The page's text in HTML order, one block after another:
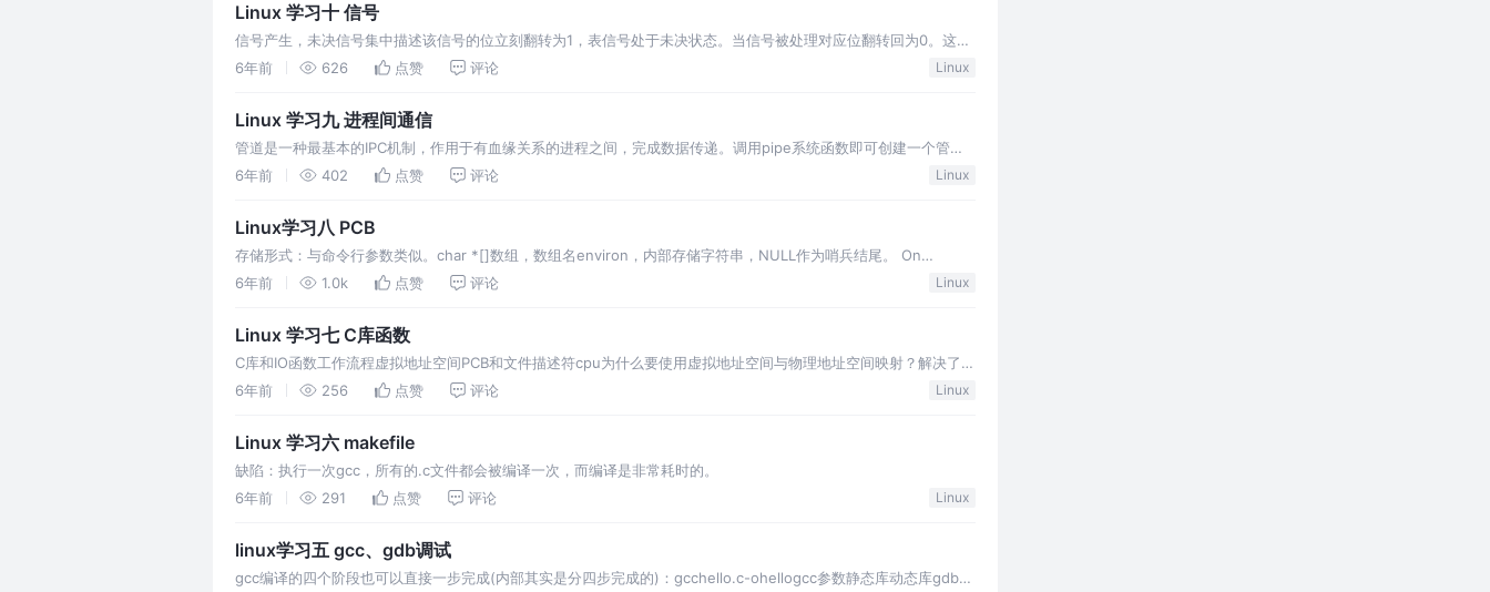
Linux 学习十 信号
信号产生，未决信号集中描述该信号的位立刻翻转为1，表信号处于未决状态。当信号被处理对应位翻转回为0。这一
时刻往往非常短暂。 信号产生后由于某些原因(主要是阻塞)不能抵达。这类信号的集合称之为未决信号集。在屏蔽解
6年前 626 点赞 评论 Linux
Linux 学习九 进程间通信
管道是一种最基本的IPC机制，作用于有血缘关系的进程之间，完成数据传递。调用pipe系统函数即可创建一个管
道。有如下特质： 由两个文件描述符引用，一个表示读端，一个表示写端。 规定数据从管道的写端流入管道，从读
6年前 402 点赞 评论 Linux
Linux学习八 PCB
存储形式：与命令行参数类似。char *[]数组，数组名environ，内部存储字符串，NULL作为哨兵结尾。 On
success, the PID of the child process is returned in the parent, and 0 is return…
6年前 1.0k 点赞 评论 Linux
Linux 学习七 C库函数
C库和IO函数工作流程虚拟地址空间PCB和文件描述符cpu为什么要使用虚拟地址空间与物理地址空间映射？解决了什
么样的问题？库函数与系统函数的关系open函数errnoread、write、close文
6年前 256 点赞 评论 Linux
Linux 学习六 makefile
缺陷：执行一次gcc，所有的.c文件都会被编译一次，而编译是非常耗时的。
6年前
291 点赞 评论 Linux
linux学习五 gcc、gdb调试
gcc编译的四个阶段也可以直接一步完成(内部其实是分四步完成的)：gcchello.c-ohellogcc参数静态库动态库gdb调